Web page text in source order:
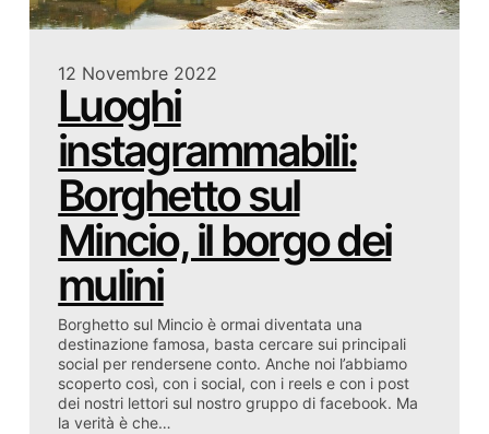
12 Novembre 2022
Luoghi
instagrammabili:
Borghetto sul
Mincio, il borgo dei
mulini
Borghetto sul Mincio è ormai diventata una
destinazione famosa, basta cercare sui principali
social per rendersene conto. Anche noi l’abbiamo
scoperto così, con i social, con i reels e con i post
dei nostri lettori sul nostro gruppo di facebook. Ma
la verità è che…